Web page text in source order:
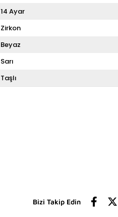
14 Ayar
Zirkon
Beyaz
Sarı
Taşlı
Bizi Takip Edin